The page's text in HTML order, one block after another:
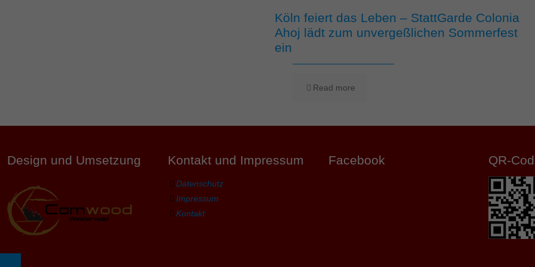
Köln feiert das Leben – StattGarde Colonia
Ahoj lädt zum unvergeßlichen Sommerfest
ein
Read more
Design und Umsetzung Kontakt und Impressum
Datenschutz
Impressum
Kontakt
Facebook QR-